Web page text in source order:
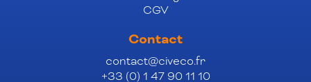
CGV
Contact
contact@civeco.fr
+33 (0) 1 47 90 11 10